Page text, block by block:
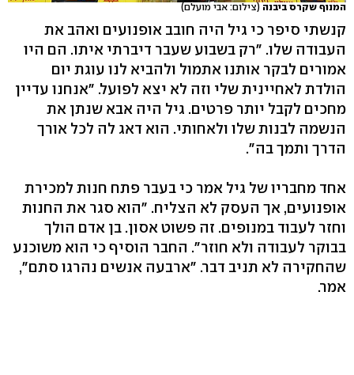
המנוף שקרס ביבנה (צילום: אבי מועלם)
קנשתי סיפר כי גיל היה חובב אופנועים ואהב את
העבודה שלו. "רק בשבוע שעבר דיברתי איתו. הם היו
אמורים לבקר אותנו אתמול ולהביא לנו עוגת יום
הולדת לאחיינית שלי וזה לא יצא לפועל. "אנחנו עדיין
מחכים לקבל יותר פרטים. גיל היה אבא שנתן את
הנשמה לבנות שלו ולאחותי. הוא דאג לה לכל אורך
הדרך ותמך בה".
אחד מחבריו של גיל אמר כי בעבר פתח חנות למכירת
אופנועים, אך העסק לא הצליח. "הוא סגר את החנות
וחזר לעבוד במנופים. זה פשוט אסון. בן אדם הולך
בבוקר לעבודה ולא חוזר". החבר הוסיף כי הוא משוכנע
שהחקירה לא תניב דבר. "ארבעה אנשים נהרגו סתם",
אמר.